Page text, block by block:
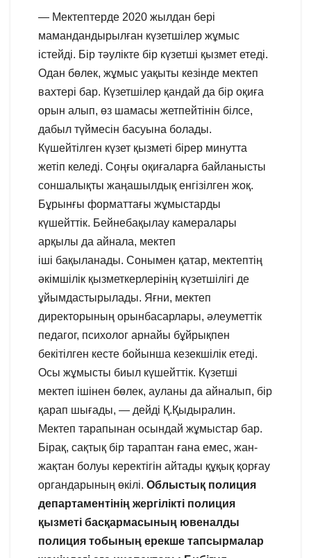
— Мектептерде 2020 жылдан бері
мамандандырылған күзетшілер жұмыс
істейді. Бір тәулікте бір күзетші қызмет етеді.
Одан бөлек, жұмыс уақыты кезінде мектеп
вахтері бар. Күзетшілер қандай да бір оқиға
орын алып, өз шамасы жетпейтінін білсе,
дабыл түймесін басуына болады.
Күшейтілген күзет қызметі бірер минутта
жетіп келеді. Соңғы оқиғаларға байланысты
соншалықты жаңашылдық енгізілген жоқ.
Бұрынғы форматтағы жұмыстарды
күшейттік. Бейнебақылау камералары
арқылы да айнала, мектеп
іші бақыланады. Сонымен қатар, мектептің
әкімшілік қызметкерлерінің күзетшілігі де
ұйымдастырылады. Яғни, мектеп
директорының орынбасарлары, әлеуметтік
педагог, психолог арнайы бұйрықпен
бекітілген кесте бойынша кезекшілік етеді.
Осы жұмысты биыл күшейттік. Күзетші
мектеп ішінен бөлек, ауланы да айналып, бір
қарап шығады, — дейді Қ.Қыдыралин.
Мектеп тарапынан осындай жұмыстар бар.
Бірақ, сақтық бір тараптан ғана емес, жан-
жақтан болуы керектігін айтады құқық қорғау
органдарының өкілі. Облыстық полиция
департаментінің жергілікті полиция
қызметі басқармасының ювеналды
полиция тобының ерекше тапсырмалар